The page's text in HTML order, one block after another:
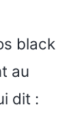
black
au
dit :